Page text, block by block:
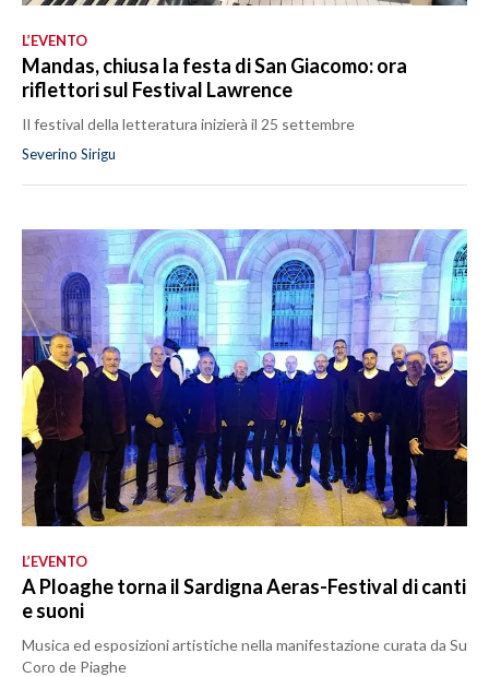
L’EVENTO
Mandas, chiusa la festa di San Giacomo: ora
riflettori sul Festival Lawrence
Il festival della letteratura inizierà il 25 settembre
Severino Sirigu
L’EVENTO
A Ploaghe torna il Sardigna Aeras-Festival di canti
e suoni
Musica ed esposizioni artistiche nella manifestazione curata da Su
Coro de Piaghe